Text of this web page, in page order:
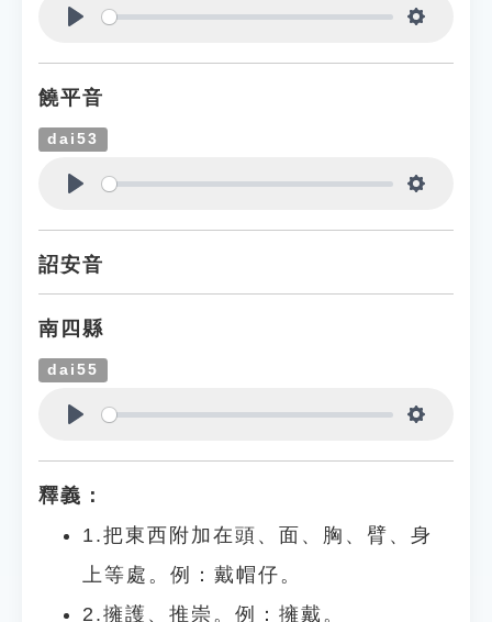
饒平音
dai53
詔安音
南四縣
dai55
釋義：
1.把東西附加在頭、面、胸、臂、身
上等處。例：戴帽仔。
2.擁護、推崇。例：擁戴。